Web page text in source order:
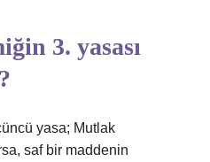
3. yasası
yasa; Mutlak
saf bir maddenin